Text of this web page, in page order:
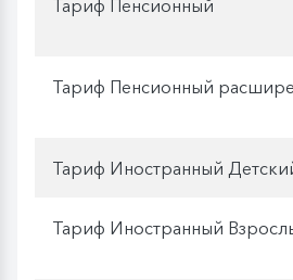
Тариф Пенсионный
Тариф Пенсионный
Тариф Иностранный
Тариф Иностранный